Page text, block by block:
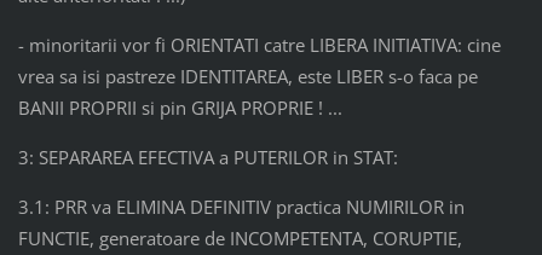
- minoritarii vor fi ORIENTATI catre LIBERA INITIATIVA: cine
vrea sa isi pastreze IDENTITAREA, este LIBER s-o faca pe
BANII PROPRII si pin GRIJA PROPRIE ! ...
3: SEPARAREA EFECTIVA a PUTERILOR in STAT:
3.1: PRR va ELIMINA DEFINITIV practica NUMIRILOR in
FUNCTIE, generatoare de INCOMPETENTA, CORUPTIE,